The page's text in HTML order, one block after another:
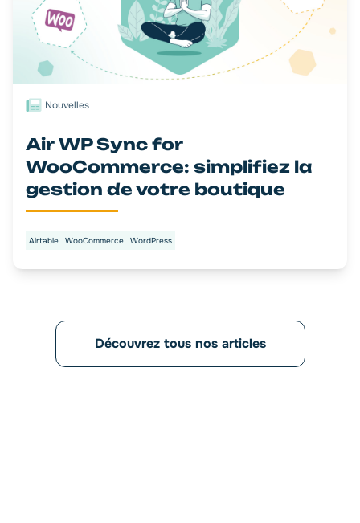
Nouvelles
Air WP Sync for
WooCommerce: simplifiez la
gestion de votre boutique
Airtable WooCommerce WordPress
Découvrez tous nos articles